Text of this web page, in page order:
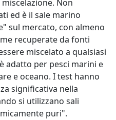
Non
ed è il sale marino
sul mercato, con almeno
recuperate da fonti
miscelato a qualsiasi
adatto per pesci marini e
e oceano. I test hanno
significativa nella
si utilizzano sali
puri".